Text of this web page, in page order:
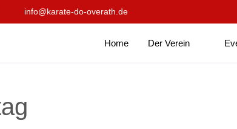
info@karate-do-overath.de
Home Der Verein